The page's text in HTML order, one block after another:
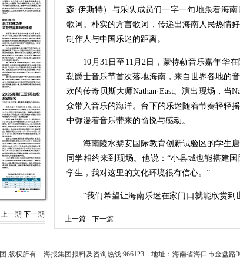
上一期 下一期
森·伊斯特）与乐队成员们一字一句地跟着海
歌词。朴实的方言歌词，传递出海南人民热情
制作人与中国乐迷的距离。
10月31日至11月2日，蒙特勒音乐嘉年华在
勒爵士音乐节首次落地海南，来自世界各地的
欢的传奇贝斯大师Nathan·East。演出现场，当
众带入音乐的海洋。台下的乐迷随着节奏轻轻
中弥漫着音乐带来的愉悦与感动。
海南陵水黎安国际教育创新试验区的学生唐
同学相约来到现场。他说：“小县城也能搭建
学生，我对这里的文化环境很有信心。”
“我们希望让海南乐迷在家门口就能欣赏到
不仅带来了一场音乐盛宴，更实践了“景区为台
上一篇 下一篇